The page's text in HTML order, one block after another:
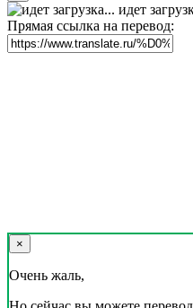
идет
Прямая ссылка на перевод:
×
Очень жаль,